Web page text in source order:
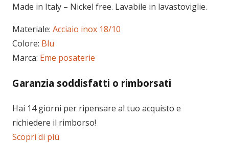
Garanzia soddisfatti o rimborsati
Hai 14 giorni per ripensare al tuo acquisto e
richiedere il rimborso!
Scopri di più
Made in Italy – Nickel free. Lavabile in lavastoviglie.
Materiale: Acciaio inox 18/10
Colore: Blu
Marca: Eme posaterie